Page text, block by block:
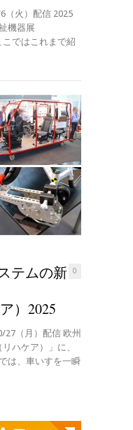
（火）配信 2025
機器展
こではこれまで紹
0
テムの新
）2025
27（月）配信 欧州
ハケア）」に、
は、車いすを一瞬